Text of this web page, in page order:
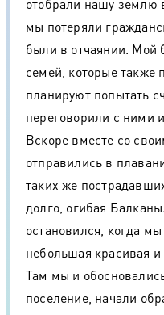
отобрали нашу землю
мы потеряли
были в отчаянии. Мой
семей, которые также
планируют попытать
переговорили с ними
Вскоре вместе со
отправились в
таких же
долго, огибая
остановился, когда
небольшая красивая
Там мы и
поселение, начали